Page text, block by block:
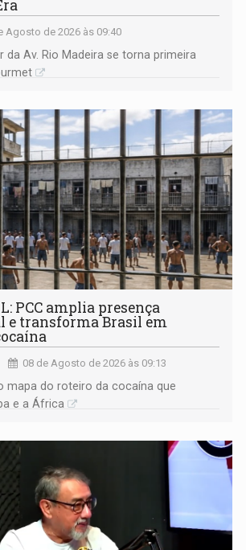
Agosto de 2026 às 09:40
da Av. Rio Madeira se torna primeira
PCC amplia presença
e transforma Brasil em
08 de Agosto de 2026 às 09:13
mapa do roteiro da cocaína que
e a África